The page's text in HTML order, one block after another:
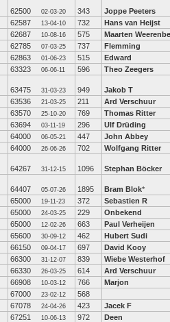
62500 02-03-20 343 Joppe Peeters
62587 13-04-10 732 Hans van Heijst
62687 10-08-16 575 Maarten
62785 07-03-25 737 Flemming
62863 01-06-23 515 Edward
63323 06-06-11 596 Theo Zeegers
63475 31-03-23 949 Jakob T
63536 21-03-25 211 Ard Verschuur
63570 25-10-20 769 Thomas Ritter
63694 03-11-19 296 Ulf Drüding
64000 06-05-21 447 John Abbey
64000 26-06-26 702 Wolfgang Ritter
64267 31-12-15 1096 Stephan Böcker
64407 05-07-26 1895 Bram Blok*
65000 19-11-23 372 Sebastien R
65000 24-03-25 229
Onbekend
65000 12-02-26 663 Paul Verheijen
65600 30-09-12 462 Hubert Sudi
66150 09-04-17 697 David Kooy
66300 31-12-07 839 Wiebe Westerhof
66330 26-03-25 614 Ard Verschuur
66908 10-03-12 766 Marjon
67000 23-02-12 568
67078 24-04-26 423 Jacek F
67251 10-06-13 972 Deen